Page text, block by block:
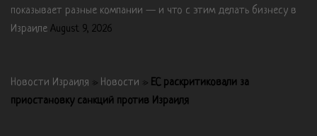
показывает разные компании — и что с этим делать бизнесу в
Израиле August 9, 2026
Новости Израиля » Новости » ЕС раскритиковали за
приостановку санкций против Израиля